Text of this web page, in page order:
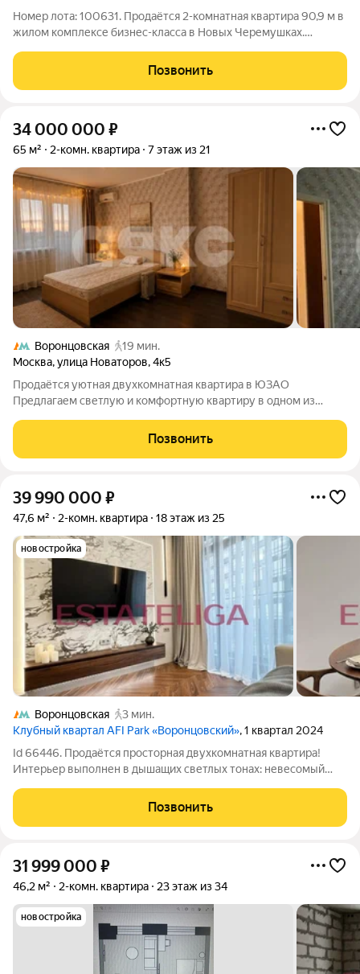
Номер лота: 100631. Продаётся 2-комнатная квартира 90,9 м в
жилом комплексе бизнес-класса в Новых Черемушках.
монолитного дома бизнес-класса. Дом 2003 года постройки,
закрытая охраняемая
Позвонить
34 000 000 ₽
65 м² 2-комн. квартира 7 этаж из 21
Воронцовская
19 мин.
Москва,улица Новаторов,4к5
Продаётся уютная двухкомнатная квартира в ЮЗАО
Предлагаем светлую и комфортную квартиру в одном из
для собственного проживания, так и для семьи с детьми.
Квартира с качественным ремонтом,
Позвонить
39 990 000 ₽
47,6 м² 2-комн. квартира 18 этаж из 25
новостройка
Воронцовская
3 мин.
Клубный квартал AFI Park «Воронцовский», 1 квартал 2024
Id 66446. Продаётся просторная двухкомнатная квартира!
Интерьер выполнен в дышащих светлых тонах: невесомый
серого. Дизайнерский ремонт выполнен с вниманием к
Позвонить
31 999 000 ₽
46,2 м² 2-комн. квартира 23 этаж из 34
новостройка